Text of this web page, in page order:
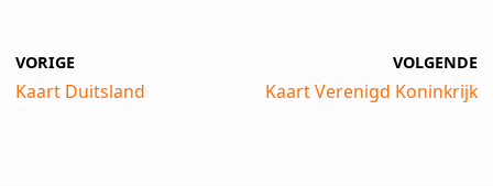
VORIGE
Kaart Duitsland
VOLGENDE
Kaart Verenigd Koninkrijk